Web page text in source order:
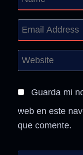
Guarda mi
web en este
que comente.